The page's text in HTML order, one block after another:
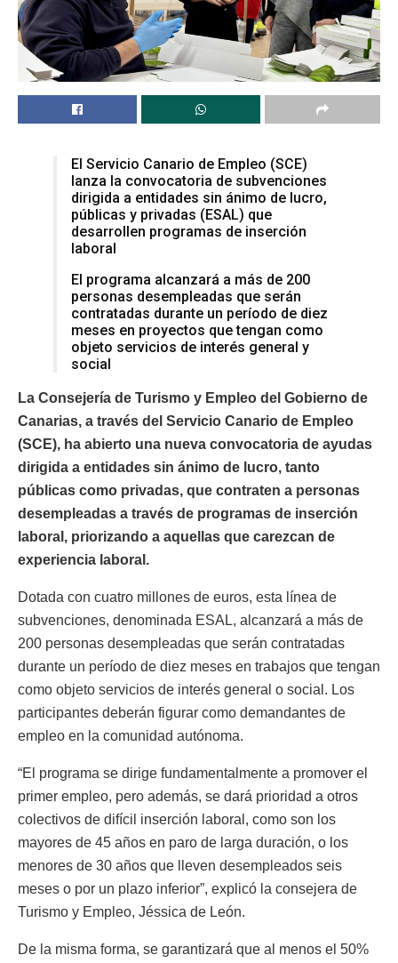
El Servicio Canario de Empleo (SCE)
lanza la convocatoria de subvenciones
dirigida a entidades sin ánimo de lucro,
públicas y privadas (ESAL) que
desarrollen programas de inserción
laboral
El programa alcanzará a más de 200
personas desempleadas que serán
contratadas durante un período de diez
meses en proyectos que tengan como
objeto servicios de interés general y
social
La Consejería de Turismo y Empleo del Gobierno de
Canarias, a través del Servicio Canario de Empleo
(SCE), ha abierto una nueva convocatoria de ayudas
dirigida a entidades sin ánimo de lucro, tanto
públicas como privadas, que contraten a personas
desempleadas a través de programas de inserción
laboral, priorizando a aquellas que carezcan de
experiencia laboral.
Dotada con cuatro millones de euros, esta línea de
subvenciones, denominada ESAL, alcanzará a más de
200 personas desempleadas que serán contratadas
durante un período de diez meses en trabajos que tengan
como objeto servicios de interés general o social. Los
participantes deberán figurar como demandantes de
empleo en la comunidad autónoma.
“El programa se dirige fundamentalmente a promover el
primer empleo, pero además, se dará prioridad a otros
colectivos de difícil inserción laboral, como son los
mayores de 45 años en paro de larga duración, o los
menores de 30 años que lleven desempleados seis
meses o por un plazo inferior”, explicó la consejera de
Turismo y Empleo, Jéssica de León.
De la misma forma, se garantizará que al menos el 50%